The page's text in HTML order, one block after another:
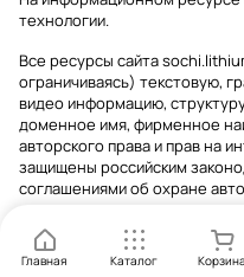
Главная Каталог Корзина
технологии.
Все ресурсы сайта
ограничиваясь) текстовую,
видео информацию,
доменное имя, фирменное
авторского права и прав на
защищены российским
соглашениями об охране